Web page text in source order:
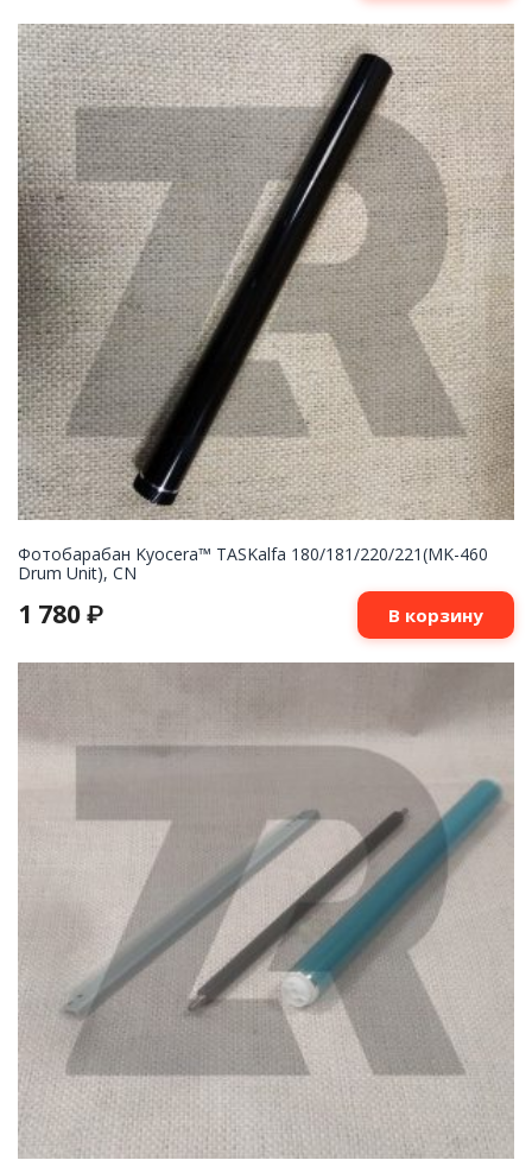
Фотобарабан Kyocera™ TASKalfa 180/181/220/221(MK-460
Drum Unit), CN
1 780 ₽ В корзину